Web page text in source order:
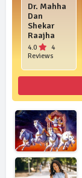
Dr. Mahha
Dan
Shekar
Raajha
4.0
4
Reviews